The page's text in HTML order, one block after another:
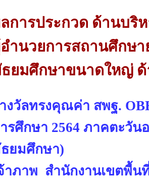
การประกวด ด้านบริ
ำนวยการสถานศึกษา
ยมศึกษาขนาดใหญ่ ด้
งวัลทรงคุณค่า สพฐ.
รศึกษา 2564 ภาคตะวัน
ยมศึกษา)
าภาพ สำนักงานเขตพื้น